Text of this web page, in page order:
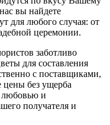
вы найдете
для любого случая: от
церемонии.
заботливо
для составления
с поставщиками,
цены без ущерба
любовью и
получателя и